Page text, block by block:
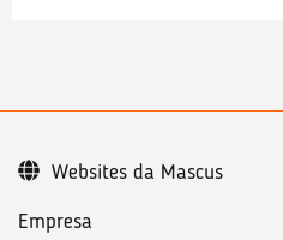
Empresa
Websites da Mascus